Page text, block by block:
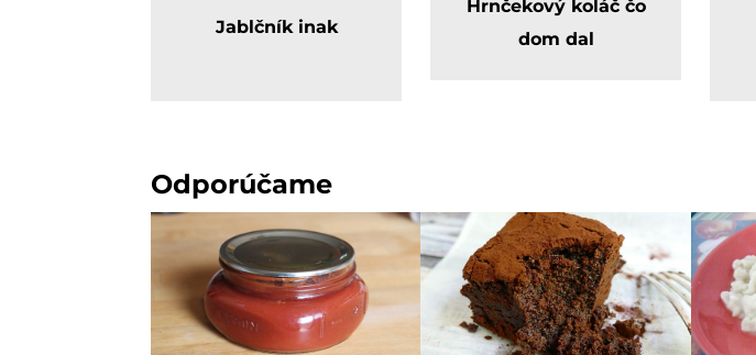
Jablčník inak
Hrnčekový koláč čo
dom dal
Odporúčame